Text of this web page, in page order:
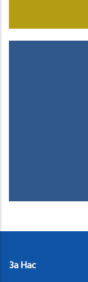
За Нас